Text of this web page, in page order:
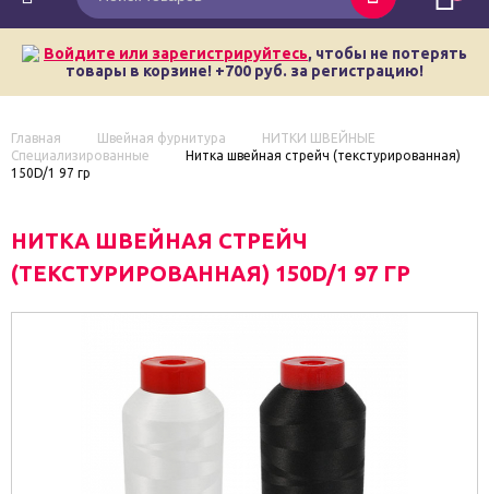
Войдите или зарегистрируйтесь, чтобы не потерять
товары в корзине! +700 руб. за регистрацию!
Главная Швейная фурнитура
НИТКИ ШВЕЙНЫЕ
Специализированные
Нитка швейная стрейч (текстурированная)
150D/1 97 гр
НИТКА ШВЕЙНАЯ СТРЕЙЧ
(ТЕКСТУРИРОВАННАЯ) 150D/1 97 ГР